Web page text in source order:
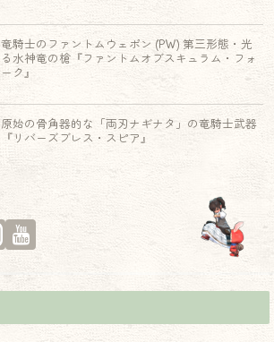
竜騎士のファントムウェポン (PW) 第三形態・光
る水神竜の槍『ファントムオブスキュラム・フォ
ーク』
原始の骨角器的な「両刃ナギナタ」の竜騎士武器
『リバーズブレス・スピア』